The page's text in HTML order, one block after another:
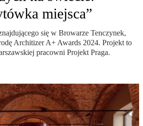
miejsca”
się w Browarze Tenczynek,
Architizer A+ Awards 2024. Projekt to
pracowni Projekt Praga.